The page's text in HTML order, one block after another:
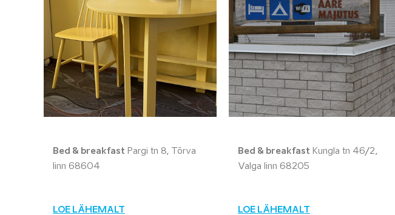
Bed & breakfast Pargi tn 8, Tõrva
linn 68604
LOE LÄHEMALT
Bed & breakfast Kungla tn 46/2,
Valga linn 68205
LOE LÄHEMALT